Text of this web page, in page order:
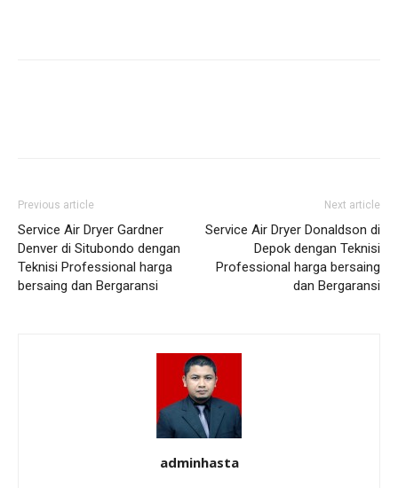
Previous article
Service Air Dryer Gardner
Denver di Situbondo dengan
Teknisi Professional harga
bersaing dan Bergaransi
Next article
Service Air Dryer Donaldson di
Depok dengan Teknisi
Professional harga bersaing
dan Bergaransi
adminhasta